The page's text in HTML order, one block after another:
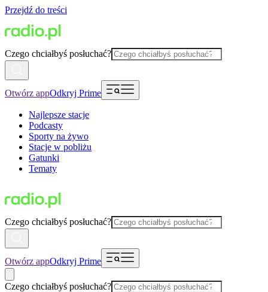
Przejdź do treści
Czego chciałbyś posłuchać?
Otwórz appOdkryj Prime
Najlepsze stacje
Podcasty
Sporty na żywo
Stacje w pobliżu
Gatunki
Tematy
Czego chciałbyś posłuchać?
Otwórz appOdkryj Prime
Czego chciałbyś posłuchać?